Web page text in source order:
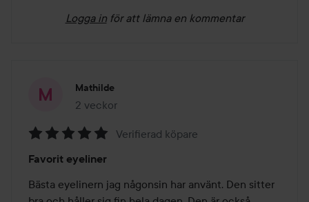
Logga in för att lämna en kommentar
Mathilde
2 veckor
Inlägget skapades 2 veckor
5
av
5
Verifierad köpare
Favorit eyeliner
Bästa eyelinern jag någonsin har använt. Den sitter